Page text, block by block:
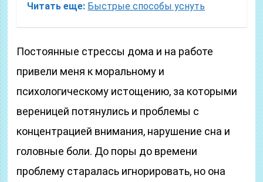
Читать еще: Быстрые способы уснуть
Постоянные стрессы дома и на работе
привели меня к моральному и
психологическому истощению, за которыми
вереницей потянулись и проблемы с
концентрацией внимания, нарушение сна и
головные боли. До поры до времени
проблему старалась игнорировать, но она